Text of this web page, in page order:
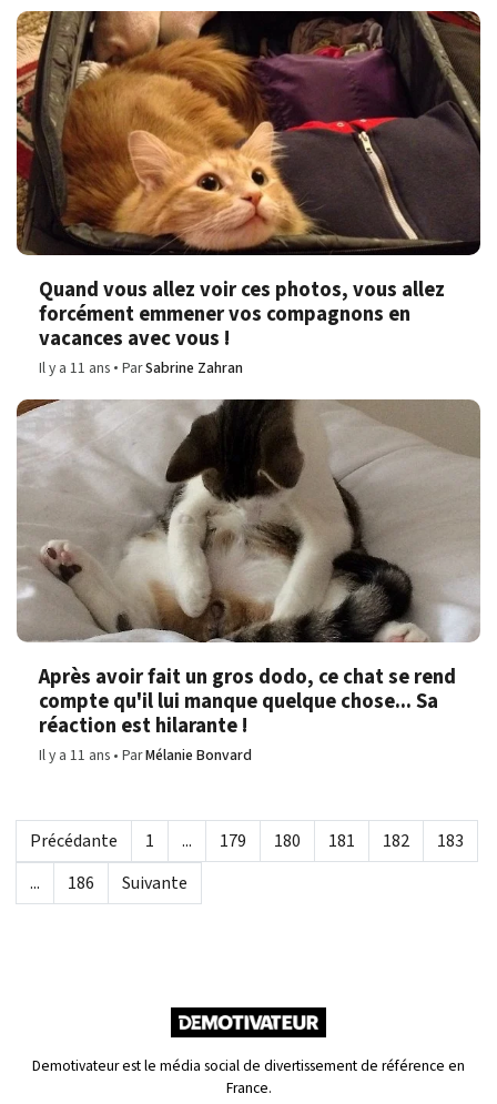
Quand vous allez voir ces photos, vous allez
forcément emmener vos compagnons en
vacances avec vous !
Il y a 11 ans ParSabrine Zahran
Après avoir fait un gros dodo, ce chat se rend
compte qu'il lui manque quelque chose... Sa
réaction est hilarante !
Il y a 11 ans ParMélanie Bonvard
Précédante 1 ... 179 180 181 182
183
...
186 Suivante
Demotivateur est le média social de divertissement de référence en
France.